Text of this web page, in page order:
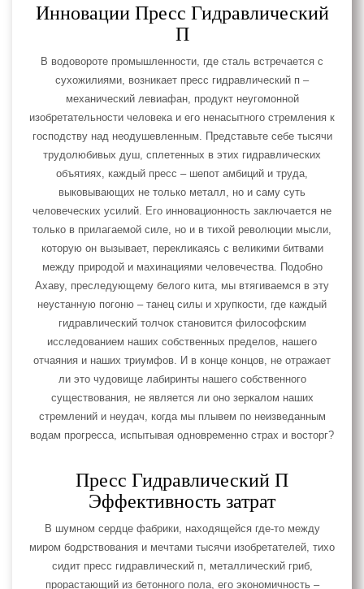
Инновации Пресс Гидравлический
П
В водовороте промышленности, где сталь встречается с
сухожилиями, возникает пресс гидравлический п –
механический левиафан, продукт неугомонной
изобретательности человека и его ненасытного стремления к
господству над неодушевленным. Представьте себе тысячи
трудолюбивых душ, сплетенных в этих гидравлических
объятиях, каждый пресс – шепот амбиций и труда,
выковывающих не только металл, но и саму суть
человеческих усилий. Его инновационность заключается не
только в прилагаемой силе, но и в тихой революции мысли,
которую он вызывает, перекликаясь с великими битвами
между природой и махинациями человечества. Подобно
Ахаву, преследующему белого кита, мы втягиваемся в эту
неустанную погоню – танец силы и хрупкости, где каждый
гидравлический толчок становится философским
исследованием наших собственных пределов, нашего
отчаяния и наших триумфов. И в конце концов, не отражает
ли это чудовище лабиринты нашего собственного
существования, не является ли оно зеркалом наших
стремлений и неудач, когда мы плывем по неизведанным
водам прогресса, испытывая одновременно страх и восторг?
Пресс Гидравлический П
Эффективность затрат
В шумном сердце фабрики, находящейся где-то между
миром бодрствования и мечтами тысячи изобретателей, тихо
сидит пресс гидравлический п, металлический гриб,
прорастающий из бетонного пола, его экономичность –